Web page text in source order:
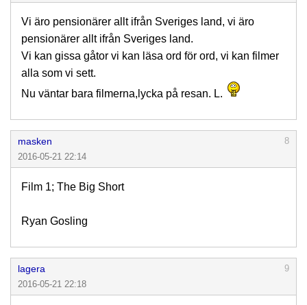
Vi äro pensionärer allt ifrån Sveriges land, vi äro
pensionärer allt ifrån Sveriges land.
Vi kan gissa gåtor vi kan läsa ord för ord, vi kan filmer
alla som vi sett.
Nu väntar bara filmerna,lycka på resan. L.
masken
8
2016-05-21 22:14
Film 1; The Big Short
Ryan Gosling
lagera
9
2016-05-21 22:18